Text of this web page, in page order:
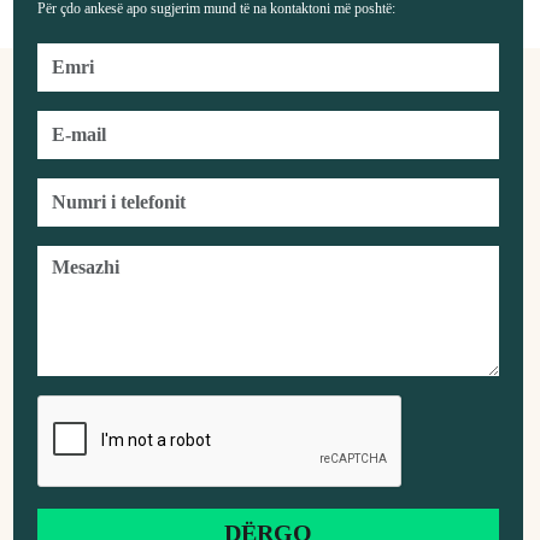
Për çdo ankesë apo sugjerim mund të na kontaktoni më poshtë: